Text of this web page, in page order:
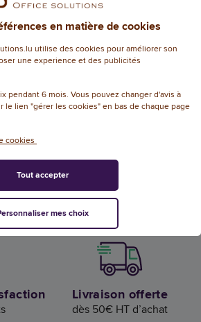
Solutions en Europe
Luxembourg
Livraison offerte
dès 50€ HT d’achat
en matière de cookies
utilise des cookies pour améliorer son
une experience et des publicités
pendant 6 mois. Vous pouvez changer d'avis à
le lien "gérer les cookies" en bas de chaque page
cookies
mes choix
Tout accepter